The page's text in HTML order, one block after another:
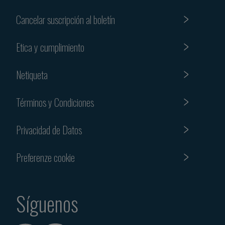
Cancelar suscripción al boletín
Etica y cumplimiento
Netiqueta
Términos y Condiciones
Privacidad de Datos
Preferenze cookie
Síguenos